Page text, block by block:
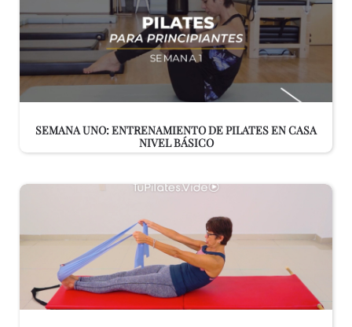
SEMANA UNO: ENTRENAMIENTO DE PILATES EN CASA
NIVEL BÁSICO